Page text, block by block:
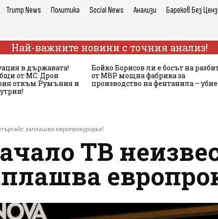
Trump News Политика Social News Анализи Бареков Без
Най-важните новини с точния анализ!
в държавата!
от МС: Дрон
откъм Румъния и
Бойко Борисов ли е босът на
от МВР мощна фабрика за
производство на фентанила –
заплашва европрокурорка!
ТВ